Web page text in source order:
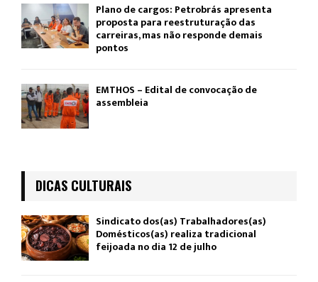
Plano de cargos: Petrobrás apresenta
proposta para reestruturação das
carreiras, mas não responde demais
pontos
EMTHOS – Edital de convocação de
assembleia
DICAS CULTURAIS
Sindicato dos(as) Trabalhadores(as)
Domésticos(as) realiza tradicional
feijoada no dia 12 de julho